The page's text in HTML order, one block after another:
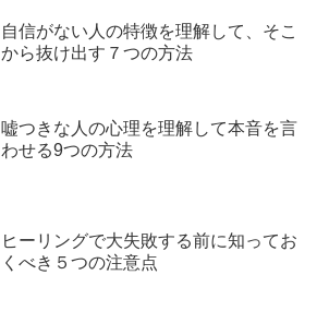
自信がない人の特徴を理解して、そこ
から抜け出す７つの方法
嘘つきな人の心理を理解して本音を言
わせる9つの方法
ヒーリングで大失敗する前に知ってお
くべき５つの注意点